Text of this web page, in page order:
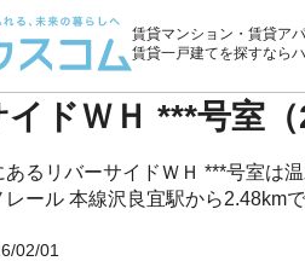
賃貸マンション・賃貸アパ
賃貸一戸建てを探すなら
イドＷＨ ***号室
あるリバーサイドＷＨ ***号室は
レール 本線沢良宜駅から2.48km
02/01